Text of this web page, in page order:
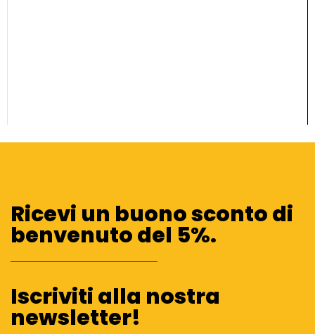
Ricevi un buono sconto di
benvenuto del 5%.
Iscriviti alla nostra
newsletter!